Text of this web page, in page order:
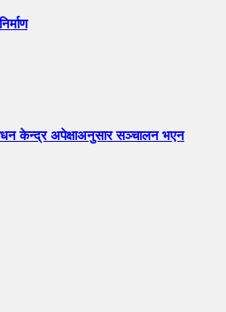
केन्द्र अपेक्षाअनुसार सञ्चालन भएन